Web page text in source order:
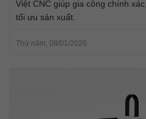
Việt CNC giúp gia công chính
tối ưu sản xuất.
Thứ năm, 08/01/2026